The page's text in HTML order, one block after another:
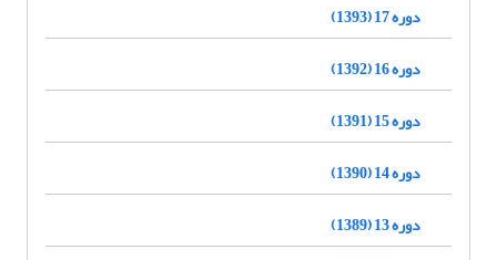
دوره 17 (1393)
دوره 16 (1392)
دوره 15 (1391)
دوره 14 (1390)
دوره 13 (1389)